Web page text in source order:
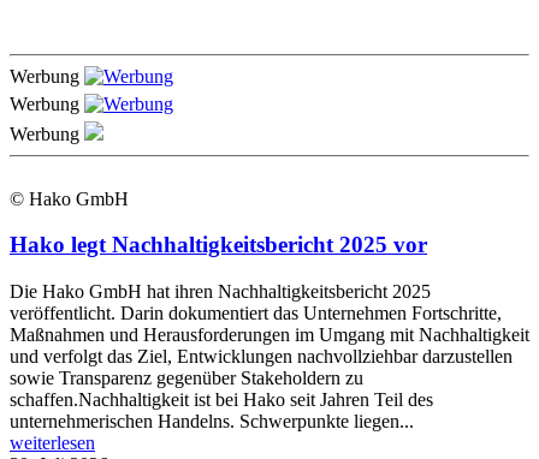
Werbung
Werbung
Werbung
© Hako GmbH
Hako legt Nachhaltigkeitsbericht 2025 vor
Die Hako GmbH hat ihren Nachhaltigkeitsbericht 2025
veröffentlicht. Darin dokumentiert das Unternehmen Fortschritte,
Maßnahmen und Herausforderungen im Umgang mit Nachhaltigkeit
und verfolgt das Ziel, Entwicklungen nachvollziehbar darzustellen
sowie Transparenz gegenüber Stakeholdern zu
schaffen.Nachhaltigkeit ist bei Hako seit Jahren Teil des
unternehmerischen Handelns. Schwerpunkte liegen...
weiterlesen